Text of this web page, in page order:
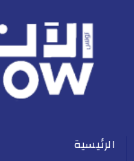
الرئيسية